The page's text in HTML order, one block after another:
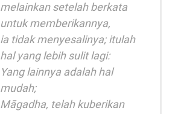
melainkan setelah berkata
untuk memberikannya,
ia tidak menyesalinya; itulah
hal yang lebih sulit lagi:
Yang lainnya adalah hal
mudah;
Māgadha, telah kuberikan